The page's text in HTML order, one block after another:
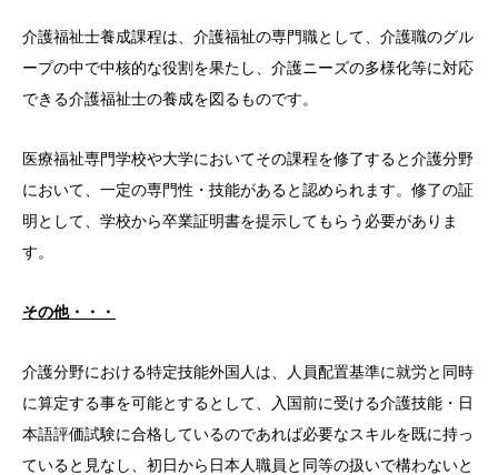
介護福祉士養成課程は、介護福祉の専門職として、介護職のグル
ープの中で中核的な役割を果たし、介護ニーズの多様化等に対応
できる介護福祉士の養成を図るものです。
医療福祉専門学校や大学においてその課程を修了すると介護分野
において、一定の専門性・技能があると認められます。修了の証
明として、学校から卒業証明書を提示してもらう必要がありま
す。
その他・・・
介護分野における特定技能外国人は、人員配置基準に就労と同時
に算定する事を可能とするとして、入国前に受ける介護技能・日
本語評価試験に合格しているのであれば必要なスキルを既に持っ
ていると見なし、初日から日本人職員と同等の扱いで構わないと